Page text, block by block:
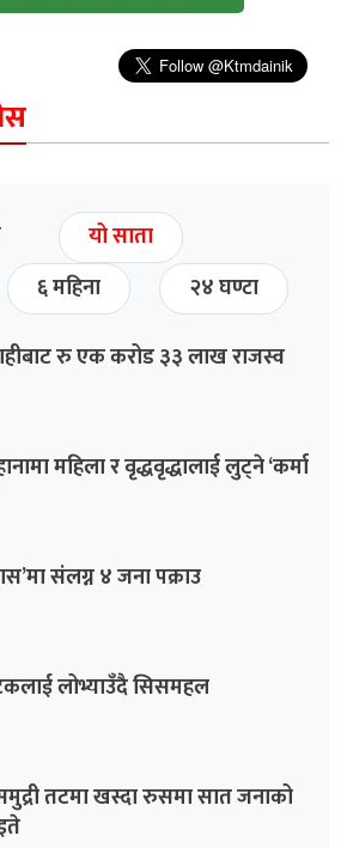
यो साता
६ महिना २४ घण्टा
रु एक करोड ३३ लाख राजस्व
महिला र वृद्धवृद्धालाई लुट्ने ‘कर्मा
संलग्न ४ जना पक्राउ
लोभ्याउँदै सिसमहल
समुद्री तटमा खस्दा रुसमा सात जनाको